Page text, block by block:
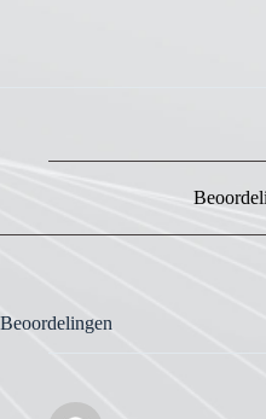
Beoordelingen